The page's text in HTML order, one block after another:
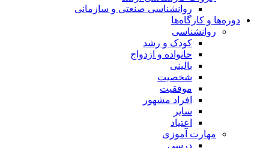
روانشناسی صنعتی و سازمانی
دوره‌ها و کارگاه‌ها
روانشناسی
کودک و رشد
خانواده و ازدواج
بالینی
شخصیت
موفقیت
افراد مشهور
سایر
اعتیاد
مهارت آموزی
درسی